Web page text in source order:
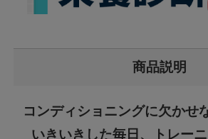
商品説明
コンディショニングに欠かせ
いきいきした毎日、トレー